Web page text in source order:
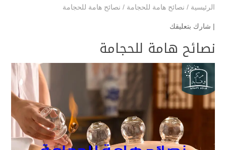
الرئيسية / نصائح هامة للحجامة / نصائح هامة للحجامة
| شارك بتعليقك
نصائح هامة للحجامة